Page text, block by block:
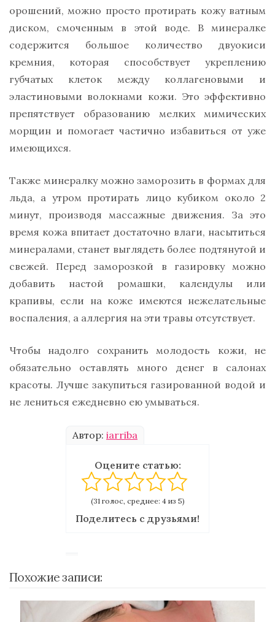
орошений, можно просто протирать кожу ватным
диском, смоченным в этой воде. В минералке
содержится большое количество двуокиси
кремния, которая способствует укреплению
губчатых клеток между коллагеновыми и
эластиновыми волокнами кожи. Это эффективно
препятствует образованию мелких мимических
морщин и помогает частично избавиться от уже
имеющихся.
Также минералку можно заморозить в формах для
льда, а утром протирать лицо кубиком около 2
минут, производя массажные движения. За это
время кожа впитает достаточно влаги, насытиться
минералами, станет выглядеть более подтянутой и
свежей. Перед заморозкой в газировку можно
добавить настой ромашки, календулы или
крапивы, если на коже имеются нежелательные
воспаления, а аллергия на эти травы отсутствует.
Чтобы надолго сохранить молодость кожи, не
обязательно оставлять много денег в салонах
красоты. Лучше закупиться газированной водой и
не лениться ежедневно ею умываться.
Автор: iarriba
Оцените статью:
(31 голос, среднее: 4 из 5)
Поделитесь с друзьями!
Похожие записи: